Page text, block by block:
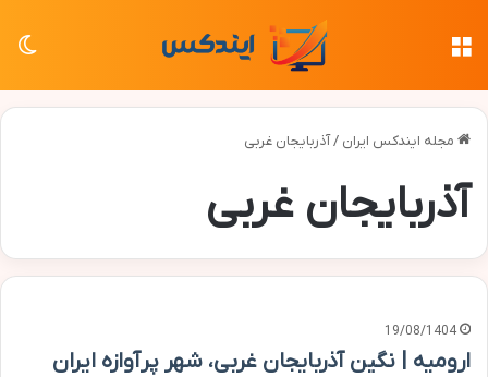
مجله ایندکس ایران /آذربایجان غربی
آذربایجان غربی
19/08/1404
ارومیه | نگین آذربایجان غربی، شهر پرآوازه ایران